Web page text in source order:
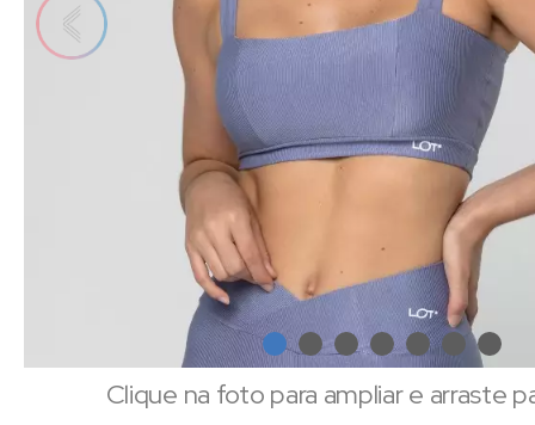
Clique na foto para ampliar e arraste